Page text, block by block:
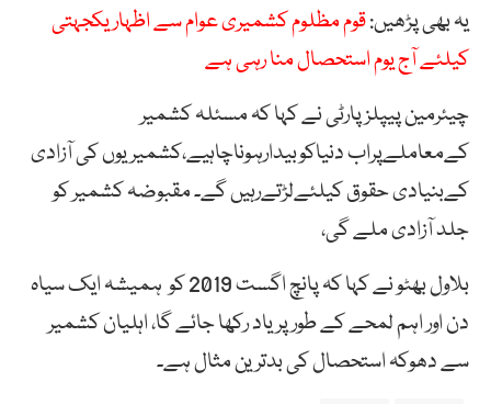
یہ بھی پڑھیں:قوم مظلوم کشمیری عوام سے اظہاریکجہتی
کیلئے آج یوم استحصال منا رہی ہے
چیئرمین پیپلزپارٹی نے کہا کہ مسئلہ کشمیر
کےمعاملےپراب دنیاکوبیدارہوناچاہیے،کشمیریوں کی آزادی
کےبنیادی حقوق کیلئےلڑتےرہیں گے۔ مقبوضہ کشمیر کو
جلد آزادی ملے گی،
بلاول بھٹو نے کہا کہ پانچ اگست 2019 کو ہمیشہ ایک سیاہ
دن اور اہم لمحے کے طور پر یاد رکھا جائے گا، اہلیان کشمیر
سے دھوکہ استحصال کی بدترین مثال ہے۔